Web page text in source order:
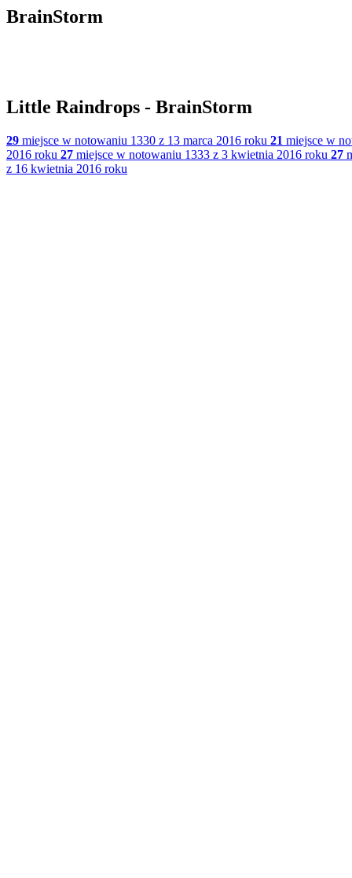
BrainStorm
Little Raindrops - BrainStorm
29 miejsce w notowaniu 1330 z 13 marca 2016 roku 21 miejsce w
2016 roku 27 miejsce w notowaniu 1333 z 3 kwietnia 2016 roku 27
z 16 kwietnia 2016 roku